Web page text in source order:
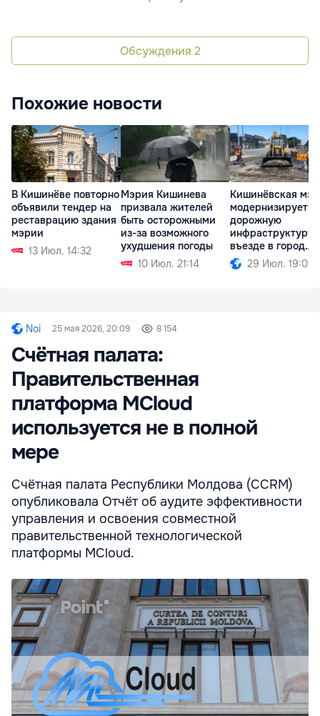
Обсуждения 2
Похожие новости
В Кишинёве повторно
объявили тендер на
реставрацию здания
мэрии
13 Июл. 14:32
Мэрия Кишинева
призвала жителей
быть осторожными
из-за возможного
ухудшения погоды
10 Июл. 21:14
Кишинёвская
модернизирует
дорожную
инфраструктуру
въезде в город
Сынжера
29 Июл. 19:09
Noi 25 мая 2026, 20:09 8 154
Счётная палата:
Правительственная
платформа MCloud
используется не в полной
мере
Счётная палата Республики Молдова (CCRM)
опубликовала Отчёт об аудите эффективности
управления и освоения совместной
правительственной технологической
платформы MCloud.